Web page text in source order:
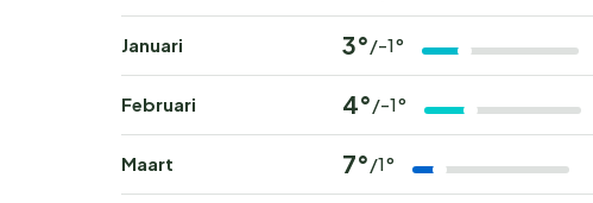
Januari 3°/-1°
Februari 4°/-1°
Maart 7°/1°